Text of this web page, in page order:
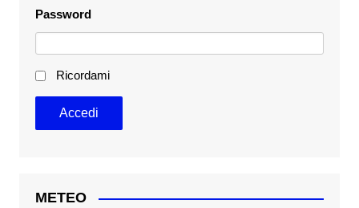
Password
Ricordami
METEO